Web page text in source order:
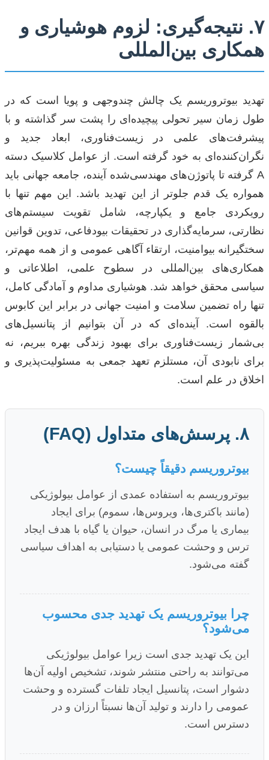
۷. نتیجه‌گیری: لزوم هوشیاری و
همکاری بین‌المللی
تهدید بیوتروریسم یک چالش چندوجهی و پویا است که در
طول زمان سیر تحولی پیچیده‌ای را پشت سر گذاشته و با
پیشرفت‌های علمی در زیست‌فناوری، ابعاد جدید و
نگران‌کننده‌ای به خود گرفته است. از عوامل کلاسیک دسته
A گرفته تا پاتوژن‌های مهندسی‌شده آینده، جامعه جهانی باید
همواره یک قدم جلوتر از این تهدید باشد. این مهم تنها با
رویکردی جامع و یکپارچه، شامل تقویت سیستم‌های
نظارتی، سرمایه‌گذاری در تحقیقات بیو‌دفاعی، تدوین قوانین
سختگیرانه بیو‌امنیت، ارتقاء آگاهی عمومی و از همه مهم‌تر،
همکاری‌های بین‌المللی در سطوح علمی، اطلاعاتی و
سیاسی محقق خواهد شد. هوشیاری مداوم و آمادگی کامل،
تنها راه تضمین سلامت و امنیت جهانی در برابر این کابوس
بالقوه است. آینده‌ای که در آن بتوانیم از پتانسیل‌های
بی‌شمار زیست‌فناوری برای بهبود زندگی بهره ببریم، نه
برای نابودی آن، مستلزم تعهد جمعی به مسئولیت‌پذیری و
اخلاق در علم است.
۸. پرسش‌های متداول (FAQ)
بیوتروریسم دقیقاً چیست؟
بیوتروریسم به استفاده عمدی از عوامل بیولوژیکی
(مانند باکتری‌ها، ویروس‌ها، سموم) برای ایجاد
بیماری یا مرگ در انسان، حیوان یا گیاه با هدف ایجاد
ترس و وحشت عمومی یا دستیابی به اهداف سیاسی
گفته می‌شود.
چرا بیوتروریسم یک تهدید جدی محسوب
می‌شود؟
این یک تهدید جدی است زیرا عوامل بیولوژیکی
می‌توانند به راحتی منتشر شوند، تشخیص اولیه آن‌ها
دشوار است، پتانسیل ایجاد تلفات گسترده و وحشت
عمومی را دارند و تولید آن‌ها نسبتاً ارزان و در
دسترس است.